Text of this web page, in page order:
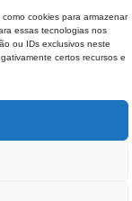
cookies para armazenar
essas tecnologias nos
ou IDs exclusivos neste
certos recursos e
Reservados.